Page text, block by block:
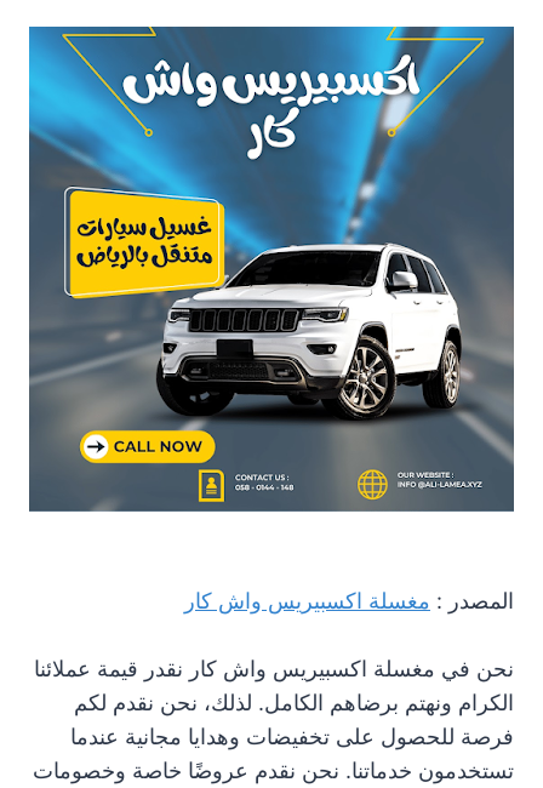
المصدر : مغسلة اكسبيريس واش كار
نحن في مغسلة اكسبيريس واش كار نقدر قيمة عملائنا
الكرام ونهتم برضاهم الكامل. لذلك، نحن نقدم لكم
فرصة للحصول على تخفيضات وهدايا مجانية عندما
تستخدمون خدماتنا. نحن نقدم عروضًا خاصة وخصومات